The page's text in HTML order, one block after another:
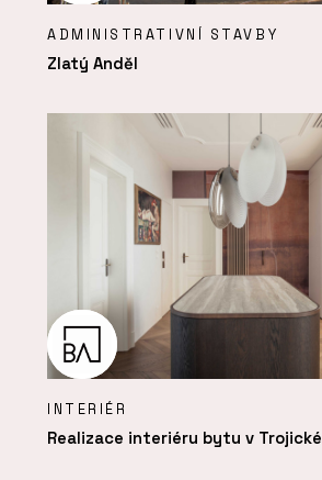
ADMINISTRATIVNÍ STAVBY
Zlatý Anděl
INTERIÉR
Realizace interiéru bytu v Trojické